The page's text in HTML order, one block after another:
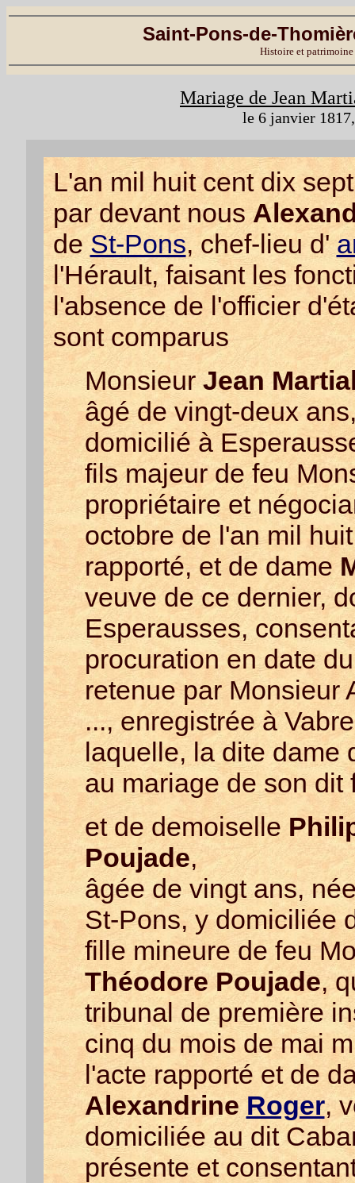
Saint-Pons-de-
Histoire et
Mariage de Jean
le 6 janvier
L'an mil huit cent dix
par devant nous
deSt-Pons, chef-lieu d'
l'Hérault, faisant les
l'absence de l'officier
sont comparus
MonsieurJean
âgé de vingt-deux
domicilié à
fils majeur de feu
propriétaire et
octobre de l'an mil
rapporté, et de dame
veuve de ce dernier,
Esperausses,
procuration en date
retenue par Monsieur
..., enregistrée à
laquelle, la dite dame
au mariage de son dit
et de demoiselle
Poujade,
âgée de vingt ans,
St-Pons, y domiciliée
fille mineure de feu
Théodore Poujade,
tribunal de première
cinq du mois de mai
l'acte rapporté et de
Alexandrine Roger,
domiciliée au dit
présente et